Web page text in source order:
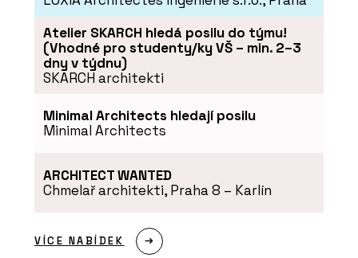
Atelier SKARCH hledá posilu do týmu!
(Vhodné pro studenty/ky VŠ – min. 2–3
dny v týdnu)
SKARCH architekti
Minimal Architects hledají posilu
Minimal Architects
ARCHITECT WANTED
Chmelař architekti, Praha 8 – Karlín
VÍCE NABÍDEK